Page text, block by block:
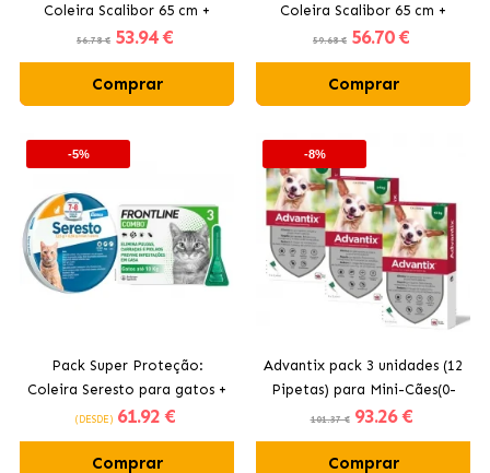
Coleira Scalibor 65 cm +
Frontline Tri-Act 3 pipetas
56.78 € 53.94 €
Comprar
Coleira Scalibor 65 cm +
Frontline Tri-Act 3 pipetas
gigantes
59.68 € 56.70 €
Comprar
-5%
Pack Super Proteção:
Coleira Seresto para gatos +
Frontline Spot Combo 3
(DESDE) 61.92 €
Comprar
-8%
Advantix pack 3 unidades (12
Pipetas) para Mini-Cães(0-
4KG)
101.37 € 93.26 €
Comprar